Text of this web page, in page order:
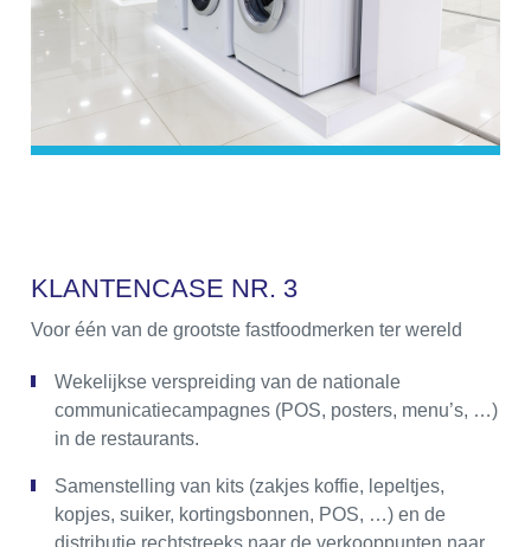
KLANTENCASE NR. 3
Voor één van de grootste fastfoodmerken ter wereld
Wekelijkse verspreiding van de nationale
communicatiecampagnes (POS, posters, menu’s, …)
in de restaurants.
Samenstelling van kits (zakjes koffie, lepeltjes,
kopjes, suiker, kortingsbonnen, POS, …) en de
distributie rechtstreeks naar de verkooppunten naar